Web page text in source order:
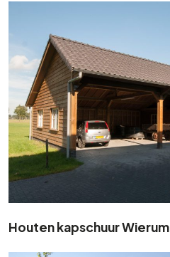
Houten kapschuur Wierum